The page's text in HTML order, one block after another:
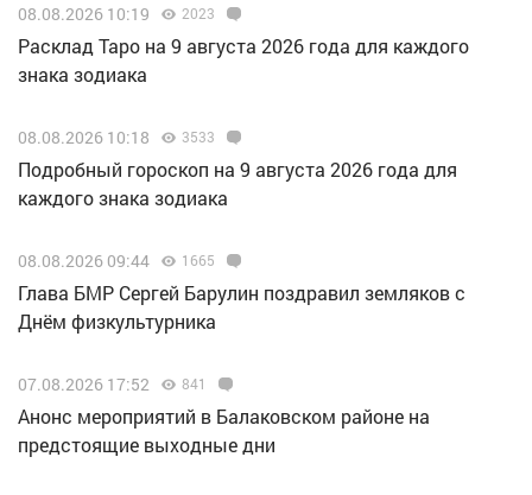
08.08.2026 10:19 2023
Расклад Таро на 9 августа 2026 года для каждого
знака зодиака
08.08.2026 10:18 3533
Подробный гороскоп на 9 августа 2026 года для
каждого знака зодиака
08.08.2026 09:44 1665
Глава БМР Сергей Барулин поздравил земляков с
Днём физкультурника
07.08.2026 17:52 841
Анонс мероприятий в Балаковском районе на
предстоящие выходные дни